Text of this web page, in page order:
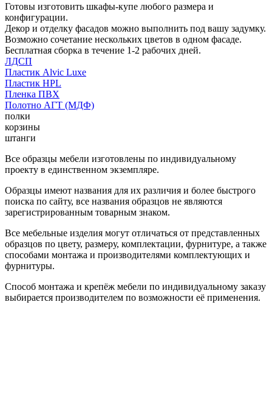
Готовы изготовить шкафы-купе любого размера и
конфигурации.
Декор и отделку фасадов можно выполнить под вашу задумку.
Возможно сочетание нескольких цветов в одном фасаде.
Бесплатная сборка в течение 1-2 рабочих дней.
ЛДСП
Пластик Alvic Luxe
Пластик HPL
Пленка ПВХ
Полотно АГТ (МДФ)
полки
корзины
штанги
Все образцы мебели изготовлены по индивидуальному
проекту в единственном экземпляре.
Образцы имеют названия для их различия и более быстрого
поиска по сайту, все названия образцов не являются
зарегистрированным товарным знаком.
Все мебельные изделия могут отличаться от представленных
образцов по цвету, размеру, комплектации, фурнитуре, а также
способами монтажа и производителями комплектующих и
фурнитуры.
Способ монтажа и крепёж мебели по индивидуальному заказу
выбирается производителем по возможности её применения.